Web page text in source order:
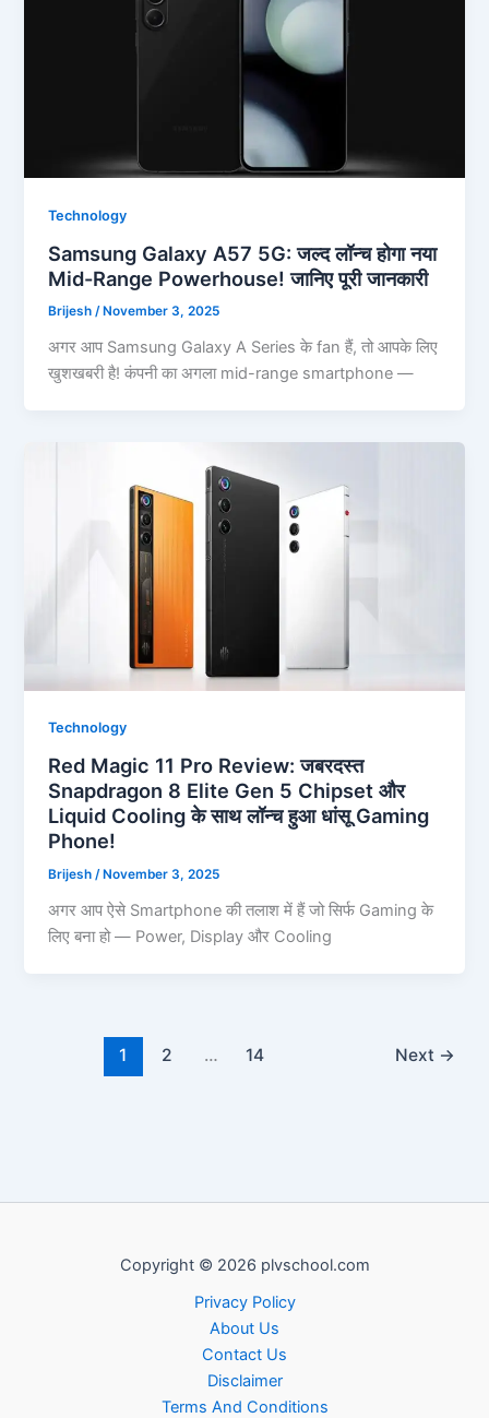
Technology
Samsung Galaxy A57 5G: जल्द लॉन्च होगा नया
Mid-Range Powerhouse! जानिए पूरी जानकारी
Brijesh/ November 3, 2025
अगर आप Samsung Galaxy A Series के fan हैं, तो आपके लिए
खुशखबरी है! कंपनी का अगला mid-range smartphone —
Technology
Red Magic 11 Pro Review: जबरदस्त
Snapdragon 8 Elite Gen 5 Chipset और
Liquid Cooling के साथ लॉन्च हुआ धांसू Gaming
Phone!
Brijesh/ November 3, 2025
अगर आप ऐसे Smartphone की तलाश में हैं जो सिर्फ Gaming के
लिए बना हो — Power, Display और Cooling
1 2 … 14 Next →
Copyright © 2026 plvschool.com
Privacy Policy
About Us
Contact Us
Disclaimer
Terms And Conditions